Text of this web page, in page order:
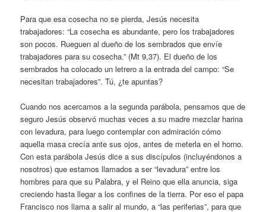
Para que esa cosecha no se pierda, Jesús necesita
trabajadores: “La cosecha es abundante, pero los trabajadores
son pocos. Rueguen al dueño de los sembrados que envíe
trabajadores para su cosecha.” (Mt 9,37). El dueño de los
sembrados ha colocado un letrero a la entrada del campo: “Se
necesitan trabajadores”. Tú, ¿te apuntas?
Cuando nos acercamos a la segunda parábola, pensamos que de
seguro Jesús observó muchas veces a su madre mezclar harina
con levadura, para luego contemplar con admiración cómo
aquella masa crecía ante sus ojos, antes de meterla en el horno.
Con esta parábola Jesús dice a sus discípulos (incluyéndonos a
nosotros) que estamos llamados a ser “levadura” entre los
hombres para que su Palabra, y el Reino que ella anuncia, siga
creciendo hasta llegar a los confines de la tierra. Por eso el papa
Francisco nos llama a salir al mundo, a “las periferias”, para que